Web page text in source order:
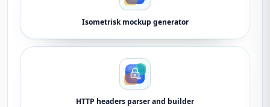
Isometrisk mockup generator
HTTP headers parser and builder